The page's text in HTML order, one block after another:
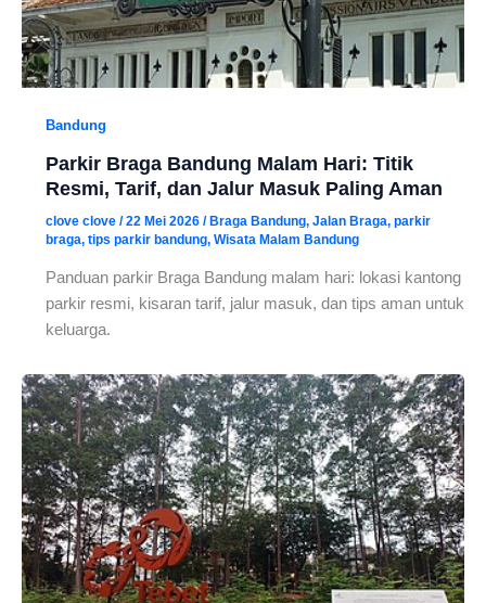
Bandung
Parkir Braga Bandung Malam Hari: Titik
Resmi, Tarif, dan Jalur Masuk Paling Aman
clove clove /22 Mei 2026 /Braga Bandung, Jalan Braga, parkir
braga, tips parkir bandung, Wisata Malam Bandung
Panduan parkir Braga Bandung malam hari: lokasi kantong
parkir resmi, kisaran tarif, jalur masuk, dan tips aman untuk
keluarga.